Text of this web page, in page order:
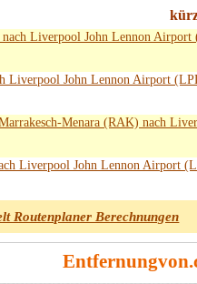
Liverpool John Lennon Airport
Liverpool John Lennon Airport
Menara (RAK) nach
Liverpool John Lennon Airport
Routenplaner Berechnungen